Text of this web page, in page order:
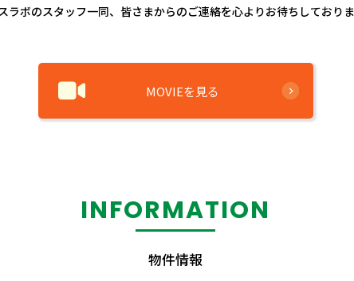
ラボのスタッフ一同、皆さまからのご連絡を心よりお待ちしており
MOVIEを見る
INFORMATION
物件情報